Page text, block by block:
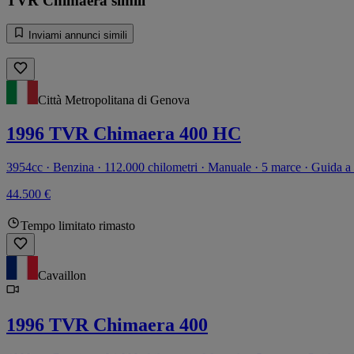
Inviami annunci simili
Città Metropolitana di Genova
1996 TVR Chimaera 400 HC
3954cc · Benzina · 112.000 chilometri · Manuale · 5 marce · Guida a
44.500 €
Tempo limitato rimasto
Cavaillon
1996 TVR Chimaera 400